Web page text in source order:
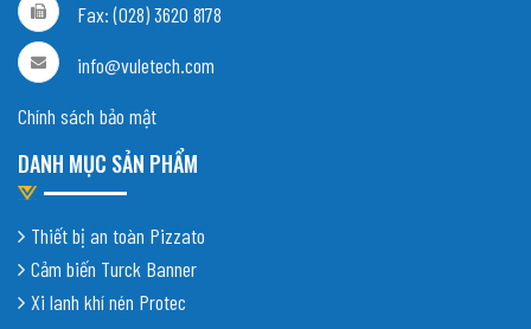
Fax: (028) 3620 8178
info@vuletech.com
Chính sách bảo mật
DANH MỤC SẢN PHẨM
Thiết bị an toàn Pizzato
Cảm biến Turck Banner
Xi lanh khí nén Protec